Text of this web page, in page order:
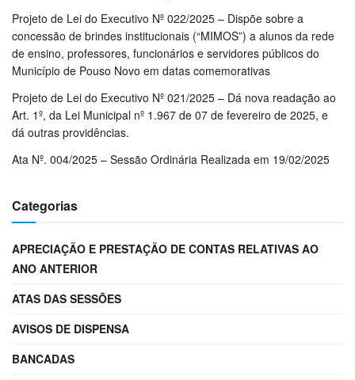
Projeto de Lei do Executivo Nº 022/2025 – Dispõe sobre a
concessão de brindes institucionais (“MIMOS”) a alunos da rede
de ensino, professores, funcionários e servidores públicos do
Município de Pouso Novo em datas comemorativas
Projeto de Lei do Executivo Nº 021/2025 – Dá nova readação ao
Art. 1º, da Lei Municipal nº 1.967 de 07 de fevereiro de 2025, e
dá outras providências.
Ata Nº. 004/2025 – Sessão Ordinária Realizada em 19/02/2025
Categorias
APRECIAÇÃO E PRESTAÇÃO DE CONTAS RELATIVAS AO
ANO ANTERIOR
ATAS DAS SESSÕES
AVISOS DE DISPENSA
BANCADAS